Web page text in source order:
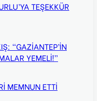
TEŞEKKÜR
“GAZİANTEP’İN
YEMELİ!”
MEMNUN ETTİ